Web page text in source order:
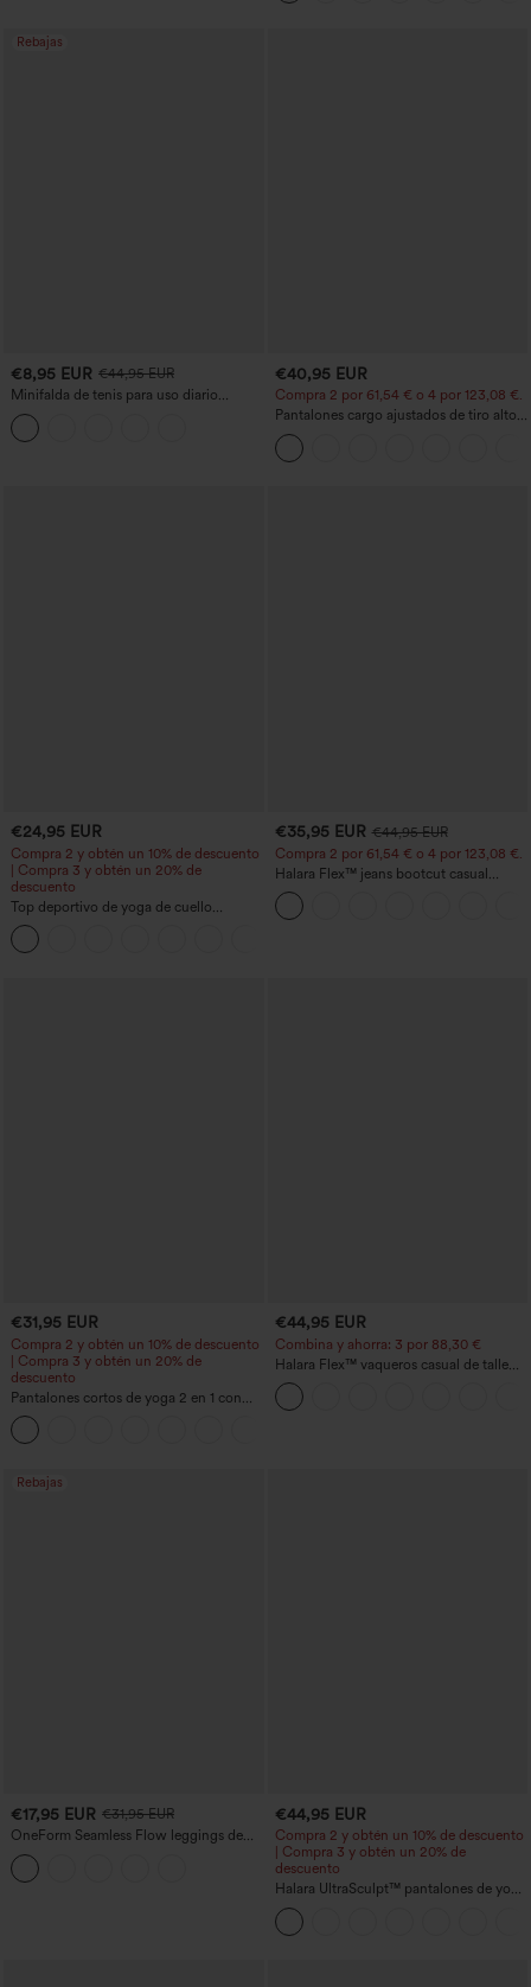
Rebajas
€8,95 EUR €44,95 EUR
Minifalda de tenis para uso diario
SoftlyZero™ Airy Crossover 2 en 1 con
bolsillo lateral InstantCool - Lucid
€40,95 EUR
Compra 2 por 61,54 € o 4 por 123,08 €.
Pantalones cargo ajustados de tiro alto
con múltiples bolsillos y cremallera con
botones
€24,95 EUR
Compra 2 y obtén un 10% de descuento
| Compra 3 y obtén un 20% de
descuento
Top deportivo de yoga de cuello
redondo y manga corta, con fruncidos y
tacto fresco - UPF50+
€35,95 EUR €44,95 EUR
Compra 2 por 61,54 € o 4 por 123,08 €.
Halara Flex™ jeans bootcut casual
lavados, de talle alto y con bolsillos
€31,95 EUR
Compra 2 y obtén un 10% de descuento
| Compra 3 y obtén un 20% de
descuento
Pantalones cortos de yoga 2 en 1 con
bolsillo trasero de talle muy alto y
bolsillo lateral oculto de 5&#39;&#39;
de longitud más larga
€44,95 EUR
Combina y ahorra: 3 por 88,30 €
Halara Flex™ vaqueros casual de talle
alto con bolsillos, estilo baggy de pierna
ancha, efecto lavado
Rebajas
€17,95 EUR €31,95 EUR
OneForm Seamless Flow leggings de
yoga de talle alto con control abdominal
y realce de glúteos
€44,95 EUR
Compra 2 y obtén un 10% de descuento
| Compra 3 y obtén un 20% de
descuento
Halara UltraSculpt™ pantalones de yoga
holgados de talle alto con control
abdominal, rayas color block y bolsillos